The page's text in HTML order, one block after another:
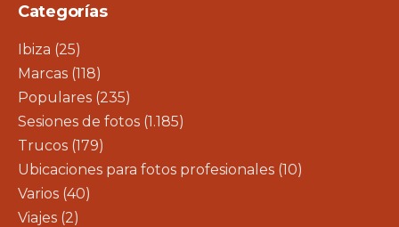
Categorías
Ibiza (25)
Marcas (118)
Populares (235)
Sesiones de fotos (1.185)
Trucos (179)
Ubicaciones para fotos profesionales (10)
Varios (40)
Viajes (2)